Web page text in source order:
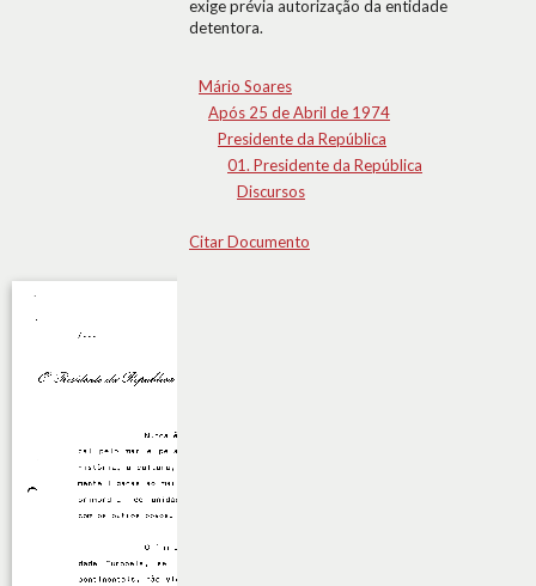
exige prévia autorização da entidade
detentora.
Mário Soares
Após 25 de Abril de 1974
Presidente da República
01. Presidente da República
Discursos
Citar Documento